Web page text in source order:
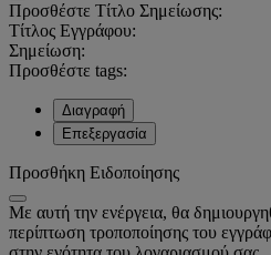
Προσθέστε Τίτλο Σημείωσης:
Τίτλος Εγγράφου:
Σημείωση:
Προσθέστε tags:
Διαγραφή
Επεξεργασία
Προσθήκη Ειδοποίησης
Με αυτή την ενέργεια, θα
περίπτωση τροποποίησης του